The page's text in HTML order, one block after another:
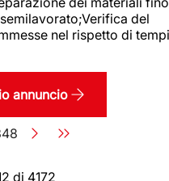
del
nel rispetto di
annuncio
Pagina
di 4172